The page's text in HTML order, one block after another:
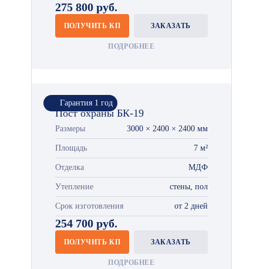
275 800 руб.
ПОЛУЧИТЬ КП ЗАКАЗАТЬ
ПОДРОБНЕЕ
Гарантия 1 год
Пост охраны БК-19
Размеры 3000 × 2400 × 2400 мм
Площадь 7 м²
Отделка МДФ
Утепление стены, пол
Срок изготовления от 2 дней
254 700 руб.
ПОЛУЧИТЬ КП ЗАКАЗАТЬ
ПОДРОБНЕЕ